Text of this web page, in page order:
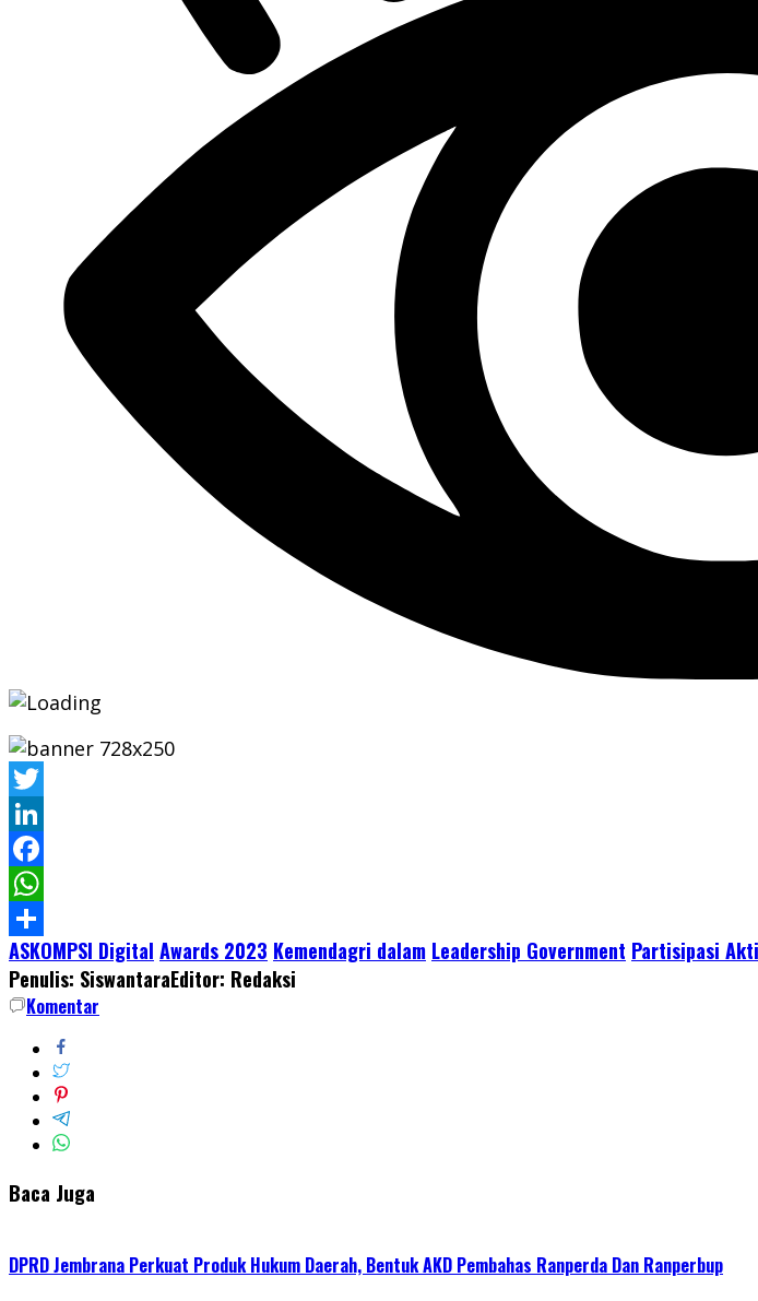
Twitter
LinkedIn
Facebook
WhatsApp
Share
ASKOMPSI Digital Awards 2023 Kemendagri dalam Leadership Government Partisipasi
Penulis: SiswantaraEditor: Redaksi
Komentar
Baca Juga
DPRD Jembrana Perkuat Produk Hukum Daerah, Bentuk AKD Pembahas Ranperda Dan Ranperbup